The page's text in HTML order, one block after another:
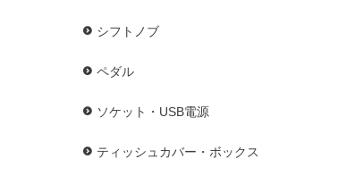
シフトノブ
ペダル
ソケット・USB電源
ティッシュカバー・ボックス